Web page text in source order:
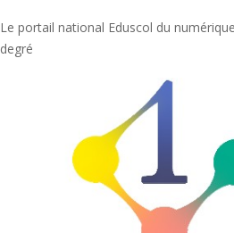
Le portail national Eduscol du
degré